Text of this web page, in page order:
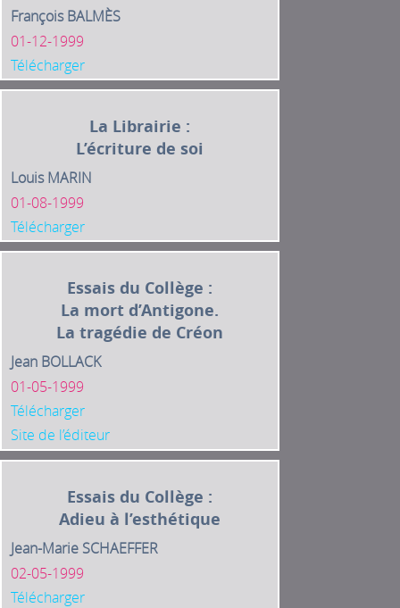
François BALMÈS
01-12-1999
Télécharger
La Librairie :
L’écriture de soi
Louis MARIN
01-08-1999
Télécharger
Essais du Collège :
La mort d’Antigone.
La tragédie de Créon
Jean BOLLACK
01-05-1999
Télécharger
Site de l’éditeur
Essais du Collège :
Adieu à l’esthétique
Jean-Marie SCHAEFFER
02-05-1999
Télécharger